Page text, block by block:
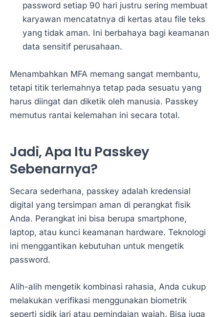
password setiap 90 hari justru sering membuat
karyawan mencatatnya di kertas atau file teks
yang tidak aman. Ini berbahaya bagi keamanan
data sensitif perusahaan.
Menambahkan MFA memang sangat membantu,
tetapi titik terlemahnya tetap pada sesuatu yang
harus diingat dan diketik oleh manusia. Passkey
memutus rantai kelemahan ini secara total.
Jadi, Apa Itu Passkey
Sebenarnya?
Secara sederhana, passkey adalah kredensial
digital yang tersimpan aman di perangkat fisik
Anda. Perangkat ini bisa berupa smartphone,
laptop, atau kunci keamanan hardware. Teknologi
ini menggantikan kebutuhan untuk mengetik
password.
Alih-alih mengetik kombinasi rahasia, Anda cukup
melakukan verifikasi menggunakan biometrik
seperti sidik jari atau pemindaian wajah. Bisa juga